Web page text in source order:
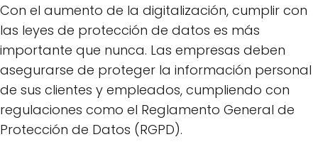
Con el aumento de la digitalización, cumplir con
las leyes de protección de datos es más
importante que nunca. Las empresas deben
asegurarse de proteger la información personal
de sus clientes y empleados, cumpliendo con
regulaciones como el Reglamento General de
Protección de Datos (RGPD).